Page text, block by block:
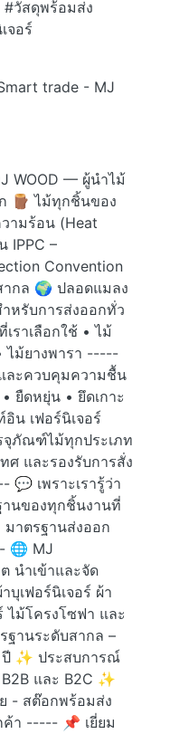
#วัสดุพร้อมส่ง
จอร์
trade - MJ
WOOD — ผู้นำไม้
🪵 ไม้ทุกชิ้นของ
ามร้อน (Heat
IPPC –
Convention
กล 🌍 ปลอดแมลง
หรับการส่งออกทั่ว
าเลือกใช้ • ไม้
ไม้ยางพารา -----
ละควบคุมความชื้น
ยืดหยุ่น • ยึดเกาะ
น เฟอร์นิเจอร์
จุภัณฑ์ไม้ทุกประเภท
ศ และรองรับการสั่ง
💬 เพราะเรารู้ว่า
นของทุกชิ้นงานที่
าตรฐานส่งออก
🌐 MJ
นำเข้าและจัด
บุเฟอร์นิเจอร์ ผ้า
ไม้โครงโซฟา และ
ฐานระดับสากล –
✨ ประสบการณ์
และ B2C ✨
- สต๊อกพร้อมส่ง
ค้า ----- 📌 เยี่ยม